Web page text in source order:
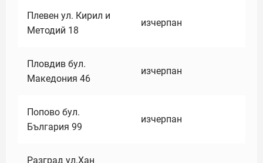
Плевен ул. Кирил и
Методий 18
изчерпан
Пловдив бул.
Македония 46
изчерпан
Попово бул.
България 99
изчерпан
Разград ул.Хан